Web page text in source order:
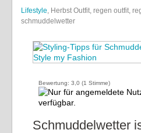
Lifestyle, Herbst Outfit, regen outfit,
schmuddelwetter
Bewertung: 3,0 (1 Stimme)
Schmuddelwetter